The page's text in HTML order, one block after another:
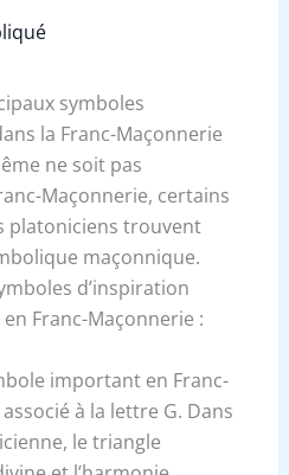
symboles
la Franc-Maçonnerie
ne soit pas
Maçonnerie, certains
platoniciens trouvent
maçonnique.
d’inspiration
Franc-Maçonnerie :
important en Franc-
à la lettre G. Dans
le triangle